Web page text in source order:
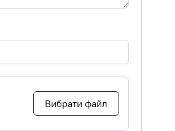
Вибрати файл